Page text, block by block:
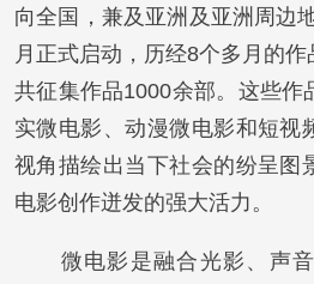
向全国，兼及亚洲及亚洲周边
月正式启动，历经8个多月的
共征集作品1000余部。这些作
实微电影、动漫微电影和短视
视角描绘出当下社会的纷呈图
电影创作迸发的强大活力。
微电影是融合光影、声音